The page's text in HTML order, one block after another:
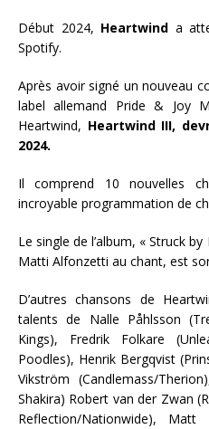
Début 2024, Heartwind a
Spotify.
Après avoir signé un nouveau
label allemand Pride & Joy
Heartwind, Heartwind III,
2024.
Il comprend 10 nouvelles
incroyable programmation de
Le single de l’album, « Struck
Matti Alfonzetti au chant, est
D’autres chansons de
talents de Nalle Påhlsson
Kings), Fredrik Folkare
Poodles), Henrik Bergqvist
Vikström (Candlemass/
Shakira) Robert van der Zwan
Reflection/Nationwide),